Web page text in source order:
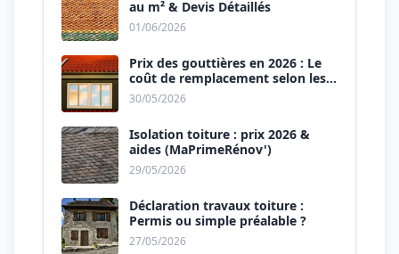
au m² & Devis Détaillés
01/06/2026
Prix des gouttières en 2026 : Le
coût de remplacement selon les
matériaux
30/05/2026
Isolation toiture : prix 2026 &
aides (MaPrimeRénov')
29/05/2026
Déclaration travaux toiture :
Permis ou simple préalable ?
27/05/2026